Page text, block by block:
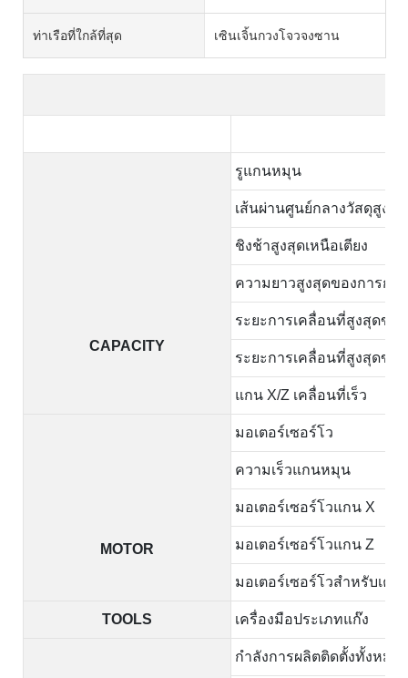
ท่าเรือที่ใกล้ที่สุด เซินเจิ้นกวงโจวจงซาน
CAPACITY
รูแกนหมุน
เส้นผ่านศูนย์กลางวัสดุสูงสุ
ชิงช้าสูงสุดเหนือเตียง
ความยาวสูงสุดของการกลึง
ระยะการเคลื่อนที่สูงสุดขอ
ระยะการเคลื่อนที่สูงสุดขอ
แกน X/Z เคลื่อนที่เร็ว
MOTOR
มอเตอร์เซอร์โว
ความเร็วแกนหมุน
มอเตอร์เซอร์โวแกน X
มอเตอร์เซอร์โวแกน Z
มอเตอร์เซอร์โวสำหรับเครื่
TOOLS เครื่องมือประเภทแก๊ง
กำลังการผลิตติดตั้งทั้งหมด